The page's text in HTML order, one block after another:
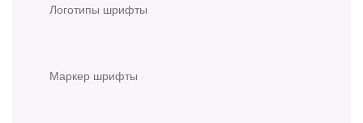
Логотипы шрифты
Маркер шрифты